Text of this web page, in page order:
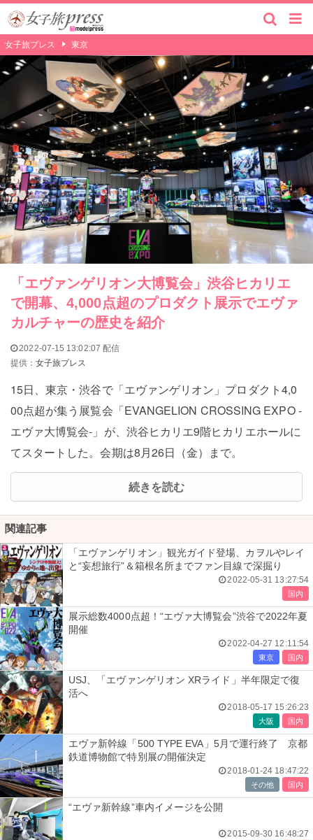
女子旅プレス 東京
「エヴァンゲリオン大博覧会」渋谷ヒカリエ
で開幕、4,000点超のプロダクト展示でエヴァ
カルチャーの歴史を紹介
2022-07-15 13:02:07 配信
提供：女子旅プレス
15日、東京・渋谷で「エヴァンゲリオン」プロダクト4,0
00点超が集う展覧会「EVANGELION CROSSING EXPO -
エヴァ大博覧会-」が、渋谷ヒカリエ9階ヒカリエホールに
てスタートした。会期は8月26日（金）まで。
続きを読む
関連記事
「エヴァンゲリオン」観光ガイド登場、カヲルやレイ
と“妄想旅行”＆箱根名所までファン目線で深掘り
2022-05-31 13:27:54
国内
展示総数4000点超！“エヴァ大博覧会”渋谷で2022年夏
開催
2022-04-27 12:11:54
東京 国内
USJ、「エヴァンゲリオン XRライド」半年限定で復
活へ
2018-05-17 15:26:23
大阪 国内
エヴァ新幹線「500 TYPE EVA」5月で運行終了 京都
鉄道博物館で特別展の開催決定
2018-01-24 18:47:22
その他 国内
“エヴァ新幹線”車内イメージを公開
2015-09-30 16:48:27